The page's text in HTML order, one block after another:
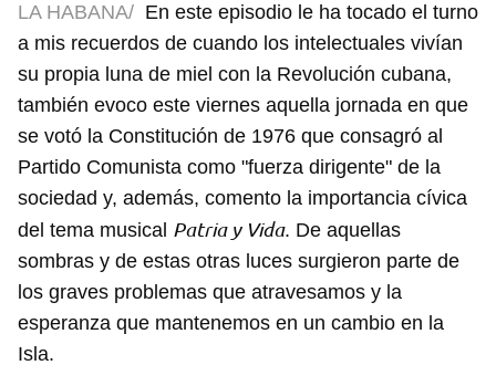
LA HABANA/ En este episodio le ha tocado el turno
a mis recuerdos de cuando los intelectuales vivían
su propia luna de miel con la Revolución cubana,
también evoco este viernes aquella jornada en que
se votó la Constitución de 1976 que consagró al
Partido Comunista como "fuerza dirigente" de la
sociedad y, además, comento la importancia cívica
del tema musical Patria y Vida. De aquellas
sombras y de estas otras luces surgieron parte de
los graves problemas que atravesamos y la
esperanza que mantenemos en un cambio en la
Isla.